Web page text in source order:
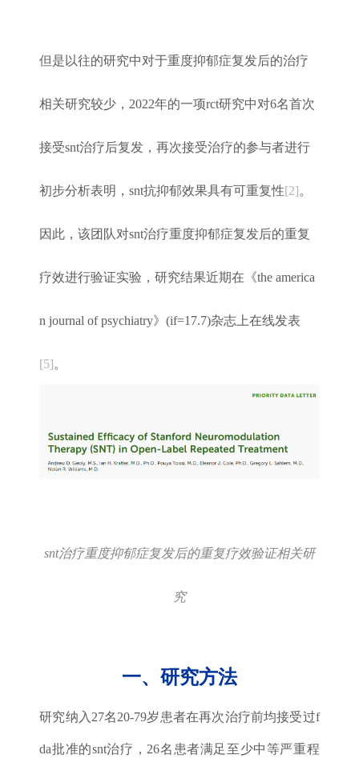
但是以往的研究中对于重度抑郁症复发后的治疗
相关研究较少，2022年的一项rct研究中对6名首次
接受snt治疗后复发，再次接受治疗的参与者进行
初步分析表明，snt抗抑郁效果具有可重复性[2]。
因此，该团队对snt治疗重度抑郁症复发后的重复
疗效进行验证实验，研究结果近期在 《the america
n journal of psychiatry》(if=17.7)杂志上在线发表
[5]。
snt治疗重度抑郁症复发后的重复疗效验证相关研
究
一、研究方法
研究纳入27名20-79岁患者在再次治疗前均接受过f
da批准的snt治疗，26名患者满足至少中等严重程